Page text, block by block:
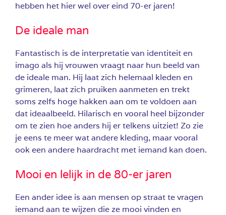
hebben het hier wel over eind 70-er jaren!
De ideale man
Fantastisch is de interpretatie van identiteit en
imago als hij vrouwen vraagt naar hun beeld van
de ideale man. Hij laat zich helemaal kleden en
grimeren, laat zich pruiken aanmeten en trekt
soms zelfs hoge hakken aan om te voldoen aan
dat ideaalbeeld. Hilarisch en vooral heel bijzonder
om te zien hoe anders hij er telkens uitziet! Zo zie
je eens te meer wat andere kleding, maar vooral
ook een andere haardracht met iemand kan doen.
Mooi en lelijk in de 80-er jaren
Een ander idee is aan mensen op straat te vragen
iemand aan te wijzen die ze mooi vinden en